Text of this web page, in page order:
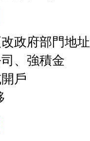
政府部門地
、強積金
戶